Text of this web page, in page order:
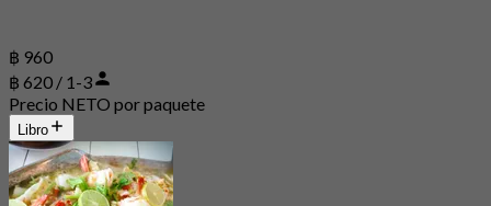
฿ 960
฿ 620 / 1-3
Precio NETO por paquete
Libro